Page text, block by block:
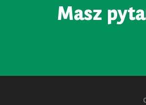
Masz